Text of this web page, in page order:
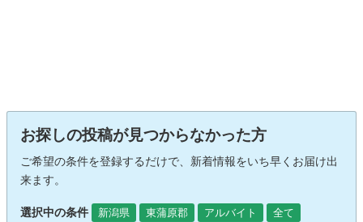
お探しの投稿が見つからなかった方
ご希望の条件を登録するだけで、新着情報をいち早くお届け出
来ます。
選択中の条件 新潟県 東蒲原郡 アルバイト 全て